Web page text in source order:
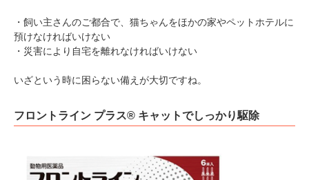
・飼い主さんのご都合で、猫ちゃんをほかの家やペットホテルに
預けなければいけない
・災害により自宅を離れなければいけない
いざという時に困らない備えが大切ですね。
フロントライン プラス® キャットでしっかり駆除